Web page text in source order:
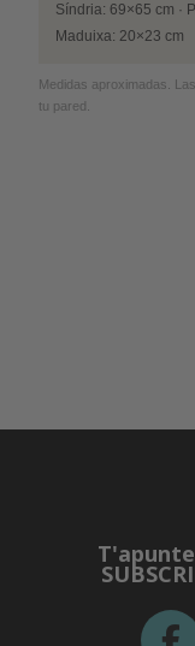
Síndria: 69×65 cm ·
Maduixa: 20×23 cm
Medidas aproximadas.
tu pared.